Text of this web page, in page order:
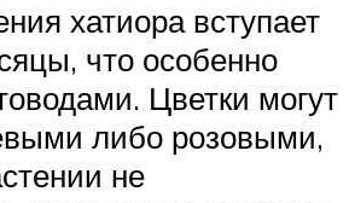
хатиора вступает
что особенно
Цветки могут
либо розовыми,
не